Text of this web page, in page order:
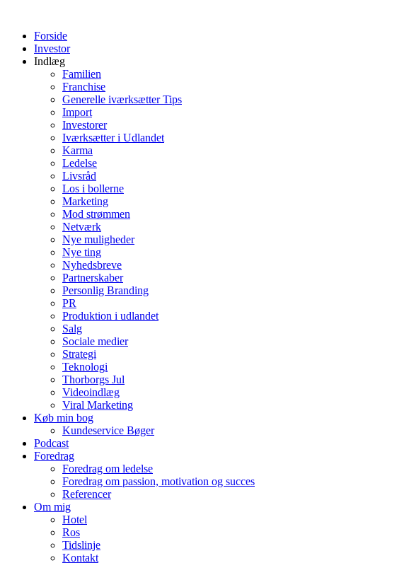
indholdForside
Investor
Indlæg
Familien
Franchise
Generelle iværksætter Tips
Import
Investorer
Iværksætter i Udlandet
Karma
Ledelse
Livsråd
Los i bollerne
Marketing
Mod strømmen
Netværk
Nye muligheder
Nye ting
Nyhedsbreve
Partnerskaber
Personlig Branding
PR
Produktion i udlandet
Salg
Sociale medier
Strategi
Teknologi
Thorborgs Jul
Videoindlæg
Viral Marketing
Køb min bog
Kundeservice Bøger
Podcast
Foredrag
Foredrag om ledelse
Foredrag om passion, motivation og succes
Referencer
Om mig
Hotel
Ros
Tidslinje
Kontakt